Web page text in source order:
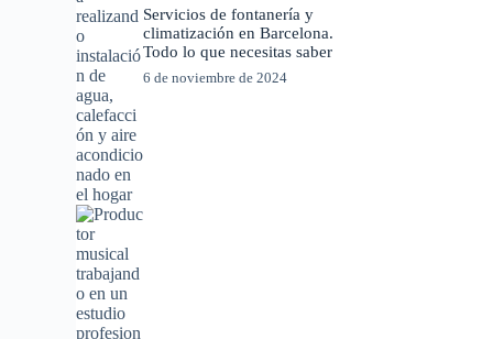
Servicios de fontanería y
climatización en Barcelona.
Todo lo que necesitas saber
6 de noviembre de 2024